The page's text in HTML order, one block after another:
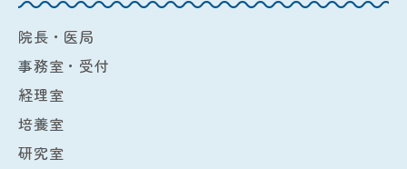
院長・医局
事務室・受付
経理室
培養室
研究室